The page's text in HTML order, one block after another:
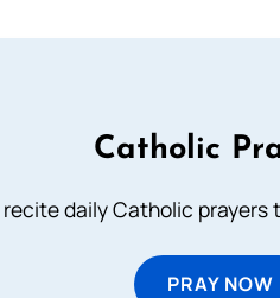
Catholic
recite daily Catholic prayers
PRAY NOW